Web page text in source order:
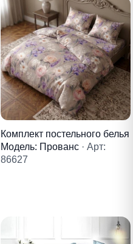
Комплект постельного белья
Модель: Прованс · Арт:
86627